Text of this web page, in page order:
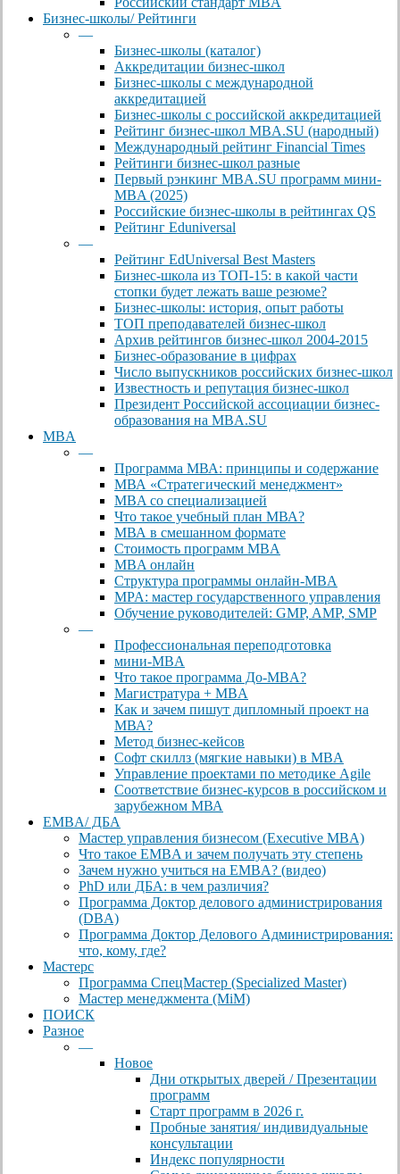
Бизнес-школы/ Рейтинги
—
Бизнес-школы (каталог)
Аккредитации бизнес-школ
Бизнес-школы с международной
аккредитацией
Бизнес-школы с российской аккредитацией
Рейтинг бизнес-школ MBA.SU (народный)
Международный рейтинг Financial Times
Рейтинги бизнес-школ разные
Первый рэнкинг MBA.SU программ мини-
MBA (2025)
Российские бизнес-школы в рейтингах QS
Рейтинг Eduniversal
—
Рейтинг EdUniversal Best Masters
Бизнес-школа из ТОП-15: в какой части
стопки будет лежать ваше резюме?
Бизнес-школы: история, опыт работы
ТОП преподавателей бизнес-школ
Архив рейтингов бизнес-школ 2004-2015
Бизнес-образование в цифрах
Число выпускников российских бизнес-школ
Известность и репутация бизнес-школ
Президент Российской ассоциации бизнес-
образования на MBA.SU
MBA
—
Программа МВА: принципы и содержание
МВА «Cтратегический менеджмент»
MBA со специализацией
Что такое учебный план МВА?
МВА в смешанном формате
Стоимость программ MBA
MBA онлайн
Cтруктура программы онлайн-MBA
MPA: мастер государственного управления
Обучение руководителей: GMP, AMP, SMP
—
Профессиональная переподготовка
мини-MBA
Что такое программа До-MBA?
Магистратура + MBA
Как и зачем пишут дипломный проект на
МВА?
Метод бизнес-кейсов
Софт скиллз (мягкие навыки) в MBA
Управление проектами по методике Agile
Соответствие бизнес-курсов в российском и
зарубежном МВА
EMBA/ ДБA
Мастер управления бизнесом (Executive MBA)
Что такое EMBA и зачем получать эту степень
Зачем нужно учиться на EMBA? (видео)
PhD или ДБА: в чем различия?
Программа Доктор делового администрирования
(DBА)
Программа Доктор Делового Администрирования:
что, кому, где?
Мастерс
Программа СпецМастер (Specialized Master)
Мастер менеджмента (MiM)
ПОИСК
Разное
—
Новое
Дни открытых дверей / Презентации
программ
Старт программ в 2026 г.
Пробные занятия/ индивидуальные
консультации
Индекс популярности